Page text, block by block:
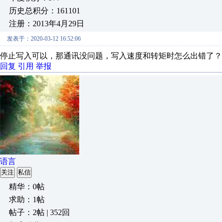
历史总积分：161101
注册：2013年4月29日
发表于：2020-03-12 16:52:06
停止写入可以，那通讯没问题，写入速度和转矩时怎么出错了
回复 引用 举报
语言
关注 私信
精华：0帖
求助：1帖
帖子：2帖 | 352回